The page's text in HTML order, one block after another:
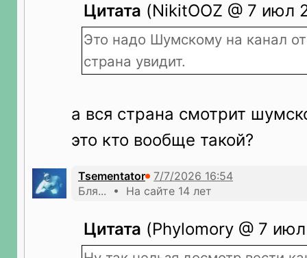
Цитата (NikitOOZ @ 7 июл
Это надо Шумскому на канал
страна увидит.
а вся страна смотрит
это кто вообще такой?
Tsementator
Бля... • На сайте 14 лет
Цитата (Phylomory @ 7